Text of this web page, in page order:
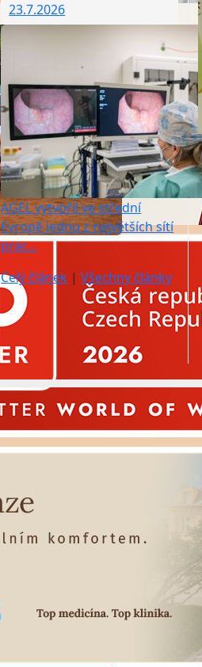
23.7.2026
AGEL vytvořil ve střední
Evropě jednu z největších sítí
prac...
Celý článek |Všechny články